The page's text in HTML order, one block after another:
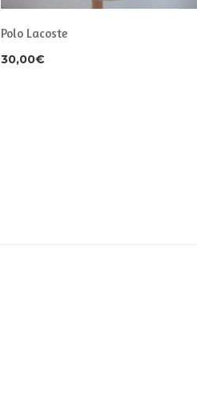
Polo Lacoste
30,00€